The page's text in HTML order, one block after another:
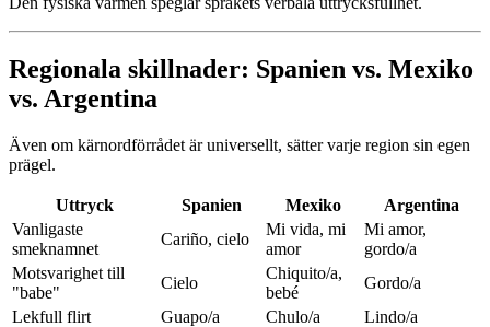
Regionala skillnader: Spanien vs. Mexiko
vs. Argentina
Även om kärnordförrådet är universellt, sätter varje region sin egen
prägel.
Uttryck Spanien Mexiko
Argentina
Vanligaste
smeknamnet
Cariño, cielo
Mi vida, mi
amor
Mi amor,
gordo/a
Motsvarighet till
"babe"
Cielo
Chiquito/a,
bebé
Gordo/a
Lekfull flirt
Guapo/a Chulo/a
Lindo/a